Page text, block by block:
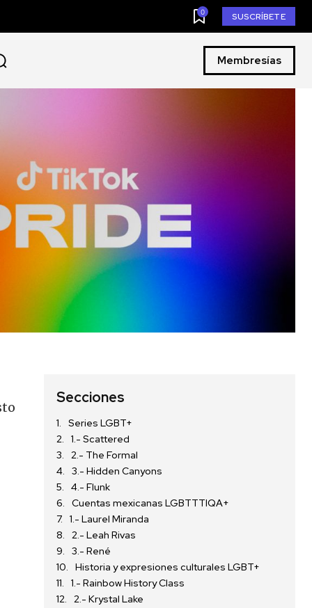
0 SUSCRÍBETE
Membresías
Secciones
Series LGBT+
1.- Scattered
2.- The Formal
3.- Hidden Canyons
4.- Flunk
Cuentas mexicanas LGBTTTIQA+
1.- Laurel Miranda
2.- Leah Rivas
3.- René
Historia y expresiones culturales LGBT+
1.- Rainbow History Class
2.- Krystal Lake